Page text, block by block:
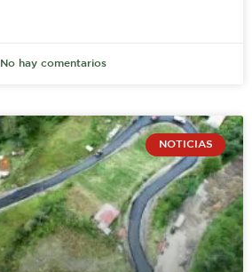
No hay comentarios
NOTICIAS